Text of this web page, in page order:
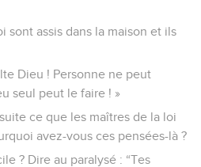
sont assis dans la maison et ils
Dieu ! Personne ne peut
seul peut le faire ! »
ce que les maîtres de la loi
avez-vous ces pensées-là ?
? Dire au paralysé : “Tes